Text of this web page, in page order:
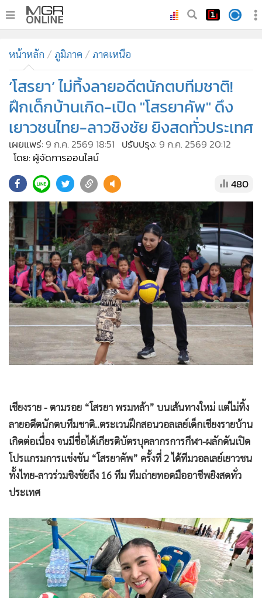
ทันเหตุการณ์
• ภาคใต้
• ภูมิภาค
Online Section
• บันเทิง
ผู้จัดการรายวัน
• ละคร
•
CbizReview
•
Cyber BIZ
• ผู้จัดกวน
• Good health & Well-being
• Green Innovation & SD
• Management & HR
MGR Live
• Infographic
การเมือง
• ต่างประเทศ
• Special Scoop
• เศรษฐกิจ-ธุรกิจ
• จีน
• ชุมชน-คุณภาพชีวิต
• อาชญากรรม
• Motoring
• เกม
• วิทยาศาสตร์
• SMEs
หน้าหลัก ภูมิภาค ภาคเหนือ
‘โสรยา’ ไม่ทิ้งลายอดีตนักตบทีมชาติ!
ฝึกเด็กบ้านเกิด-เปิด "โสรยาคัพ" ดึง
เยาวชนไทย-ลาวชิงชัย ยิงสดทั่วประเทศ
เผยแพร่: 9 ก.ค. 2569 18:51 ปรับปรุง: 9 ก.ค. 2569 20:12
โดย: ผู้จัดการออนไลน์
480
เชียงราย - ตามรอย “โสรยา พรมหล้า” บนเส้นทางใหม่ แต่ไม่ทิ้ง
ลายอดีตนักตบทีมชาติ..ตระเวนฝึกสอนวอลเลย์เด็กเชียงรายบ้าน
เกิดต่อเนื่อง จนมีชื่อได้เกียรติบัตรบุคลากรการกีฬา-ผลักดันเปิด
โปรแกรมการแข่งขัน “โสรยาคัพ” ครั้งที่ 2 ได้ทีมวอลเลย์เยาวชน
ทั้งไทย-ลาวร่วมชิงชัยถึง 16 ทีม ทีมถ่ายทอดมืออาชีพยิงสดทั่ว
ประเทศ